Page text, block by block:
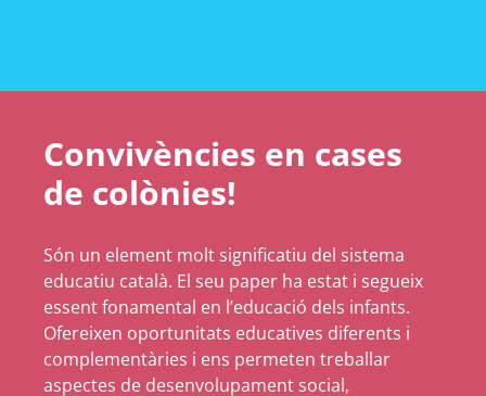
Convivències en cases
de colònies!
Són un element molt significatiu del sistema
educatiu català. El seu paper ha estat i segueix
essent fonamental en l’educació dels infants.
Ofereixen oportunitats educatives diferents i
complementàries i ens permeten treballar
aspectes de desenvolupament social,